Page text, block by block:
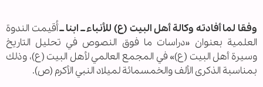
وفقا لما أفادته وكالة أهل البيت (ع) للأنباء ــ ابنا ــأُقيمت الندوة
العلمية بعنوان «دراسات ما فوق النصوص في تحليل التاريخ
وسيرة أهل البيت (ع)» في المجمع العالمي لأهل البيت (ع)، وذلك
بمناسبة الذكرى الألف والخمسمائة لميلاد النبي الأكرم (ص).